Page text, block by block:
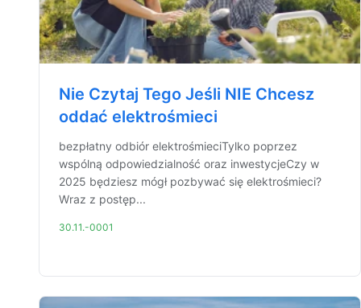
Nie Czytaj Tego Jeśli NIE Chcesz
oddać elektrośmieci
bezpłatny odbiór elektrośmieciTylko poprzez
wspólną odpowiedzialność oraz inwestycjeCzy w
2025 będziesz mógł pozbywać się elektrośmieci?
Wraz z postęp...
30.11.-0001